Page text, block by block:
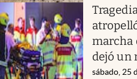
marcha
dejó un
sábado, 25